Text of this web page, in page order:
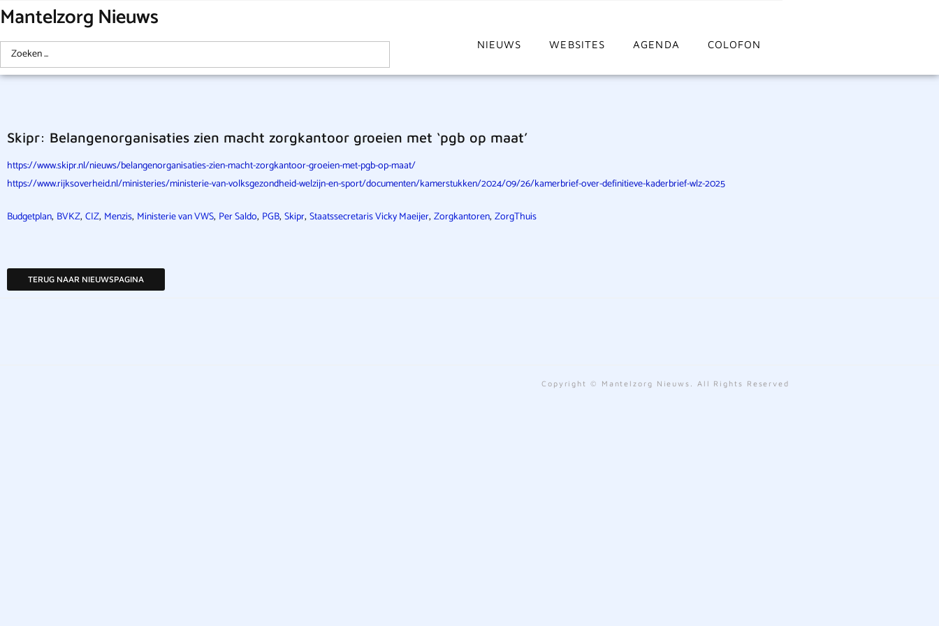
Mantelzorg Nieuws
NIEUWS WEBSITES AGENDA COLOFON
Skipr: Belangenorganisaties zien macht zorgkantoor groeien met ‘pgb op maat’
https://www.skipr.nl/nieuws/belangenorganisaties-zien-macht-zorgkantoor-groeien-met-pgb-op-maat/
https://www.rijksoverheid.nl/ministeries/ministerie-van-volksgezondheid-welzijn-en-sport/documenten/kamerstukken/2024/09/26/kamerbrief-over-definitieve-kaderbrief-wlz-2025
Budgetplan, BVKZ, CIZ, Menzis, Ministerie van VWS, Per Saldo, PGB, Skipr, Staatssecretaris Vicky Maeijer, Zorgkantoren, ZorgThuis
TERUG NAAR NIEUWSPAGINA
Copyright © Mantelzorg Nieuws. All Rights Reserved